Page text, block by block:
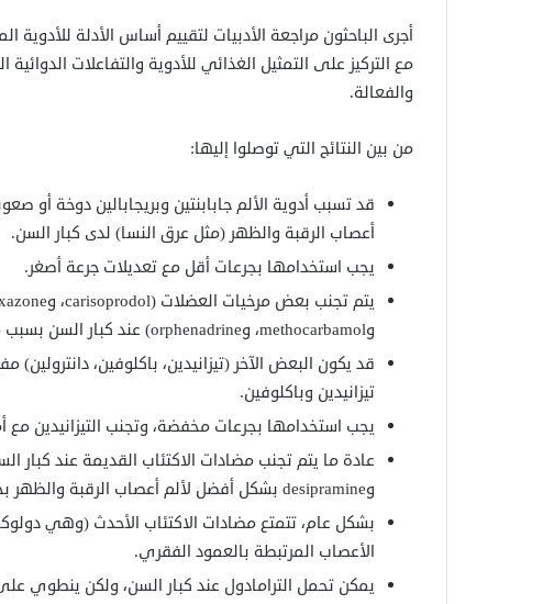
أجرى الباحثون مراجعة الأدبيات لتقييم أساس الأدلة
مع التركيز على التمثيل الغذائي للأدوية والتفاعلات
والفعالة.
من بين النتائج التي توصلوا إليها:
قد تسبب أدوية الألم جابابنتين وبريجابالين دوخة
أعصاب الرقبة والظهر (مثل عرق النسا) لدى كبار السن.
يجب استخدامها بجرعات أقل مع تعديلات جرعة أصغر.
وmethocarbamol، وorphenadrine) عند كبار السن بسبب مخاطر التخدير والسقوط.
قد يكون البعض الآخر (تيزانيدين، باكلوفين،
تيزانيدين وباكلوفين.
يجب استخدامها بجرعات مخفضة، وتجنب التيزانيدين
وdesipramine بشكل أفضل لألم أعصاب الرقبة والظهر بجرعات أقل.
بشكل عام، تتمتع مضادات الاكتئاب الأحدث (وهي
الأعصاب المرتبطة بالعمود الفقري.
يمكن تحمل الترامادول عند كبار السن، ولكن ينطوي